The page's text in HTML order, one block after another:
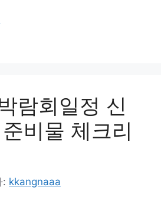
람회일정 신
비물 체크리
: kkangnaaa